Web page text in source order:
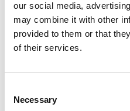
our social media,
may combine it with other
provided to them or that
of their services.
Selection
Necessary
Formuläret hittar nihär
Det är ett Googleforms
logga in med en gmail för
Tänk på att samtliga fält
formuläret i väg till